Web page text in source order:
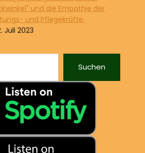
und die Empathie der
und Pflegekräfte.
Juli 2023
Suchen